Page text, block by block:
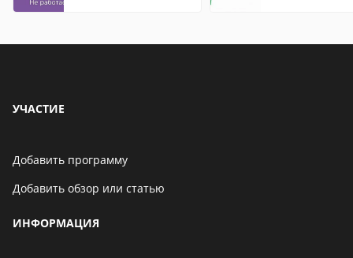
УЧАСТИЕ
Добавить программу
Добавить обзор или статью
ИНФОРМАЦИЯ